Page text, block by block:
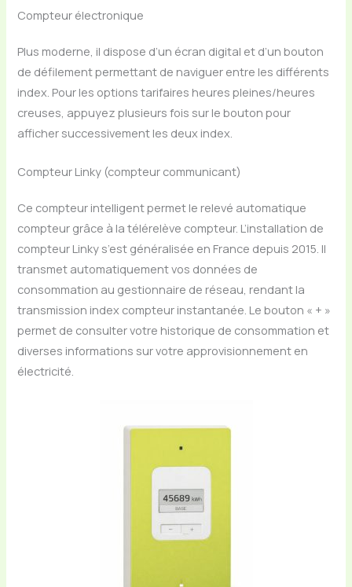
Compteur électronique
Plus moderne, il dispose d’un écran digital et d’un bouton
de défilement permettant de naviguer entre les différents
index. Pour les options tarifaires heures pleines/heures
creuses, appuyez plusieurs fois sur le bouton pour
afficher successivement les deux index.
Compteur Linky (compteur communicant)
Ce compteur intelligent permet le relevé automatique
compteur grâce à la télérelève compteur. L’installation de
compteur Linky s’est généralisée en France depuis 2015. Il
transmet automatiquement vos données de
consommation au gestionnaire de réseau, rendant la
transmission index compteur instantanée. Le bouton « + »
permet de consulter votre historique de consommation et
diverses informations sur votre approvisionnement en
électricité.